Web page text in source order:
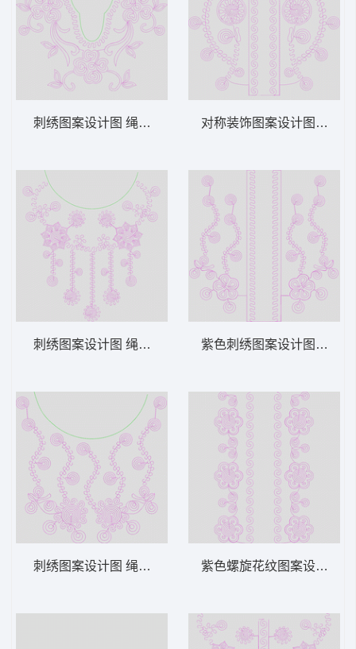
刺绣图案设计图 绳绣 盘带 链目绣 特种绣
刺绣图案设计图 绳绣 盘带 链目绣 特种绣
刺绣图案设计图 绳绣 盘带 链目绣 特种绣
对称装饰图案设计图 绳绣
紫色刺绣图案设计图 绳绣
紫色螺旋花纹图案设计 绳